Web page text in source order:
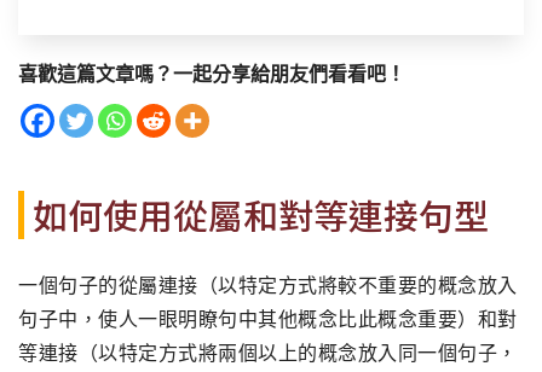
喜歡這篇文章嗎？一起分享給朋友們看看吧！
如何使用從屬和對等連接句型
一個句子的從屬連接（以特定方式將較不重要的概念放入
句子中，使人一眼明瞭句中其他概念比此概念重要）和對
等連接（以特定方式將兩個以上的概念放入同一個句子，